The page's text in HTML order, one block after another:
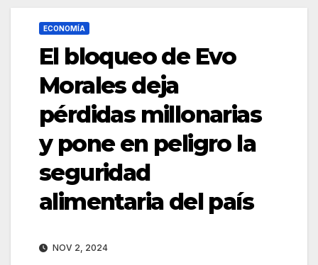
ECONOMÍA
El bloqueo de Evo
Morales deja
pérdidas millonarias
y pone en peligro la
seguridad
alimentaria del país
NOV 2, 2024